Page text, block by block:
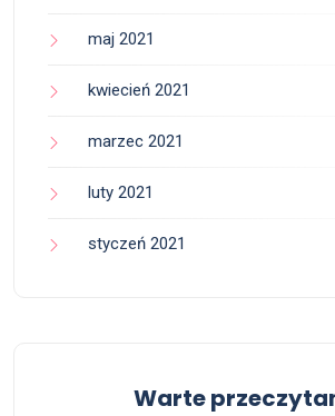
maj 2021
kwiecień 2021
marzec 2021
luty 2021
styczeń 2021
Warte